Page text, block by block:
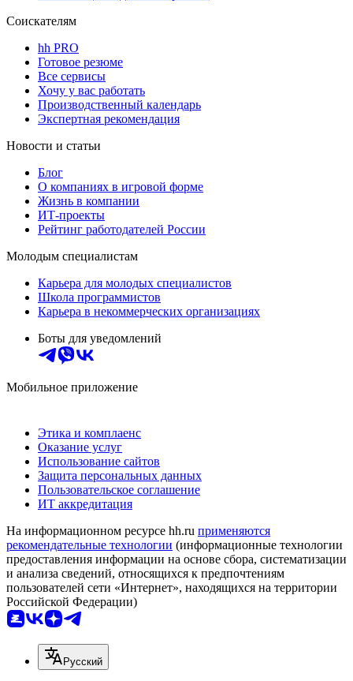
Соискателям
hh PRO
Готовое резюме
Все сервисы
Хочу у вас работать
Производственный календарь
Экспертная рекомендация
Новости и статьи
Блог
О компаниях в игровой форме
Жизнь в компании
ИТ-проекты
Рейтинг работодателей России
Молодым специалистам
Карьера для молодых специалистов
Школа программистов
Карьера в некоммерческих организациях
Боты для уведомлений
Мобильное приложение
Этика и комплаенс
Оказание услуг
Использование сайтов
Защита персональных данных
Пользовательское соглашение
ИТ аккредитация
На информационном ресурсе hh.ru применяются
рекомендательные технологии (информационные технологии
предоставления информации на основе сбора, систематизации
и анализа сведений, относящихся к предпочтениям
пользователей сети «Интернет», находящихся на территории
Российской Федерации)
Русский